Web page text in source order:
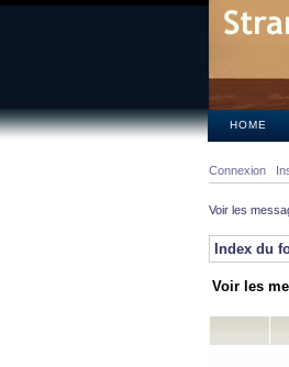
HOME
Connexion
Voir les
Index du
Voir les